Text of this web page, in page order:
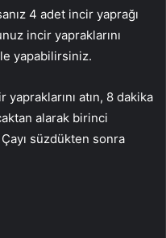
4 adet incir yaprağı
incir yapraklarını
yapabilirsiniz.
atın, 8 dakika
alarak birinci
süzdükten sonra